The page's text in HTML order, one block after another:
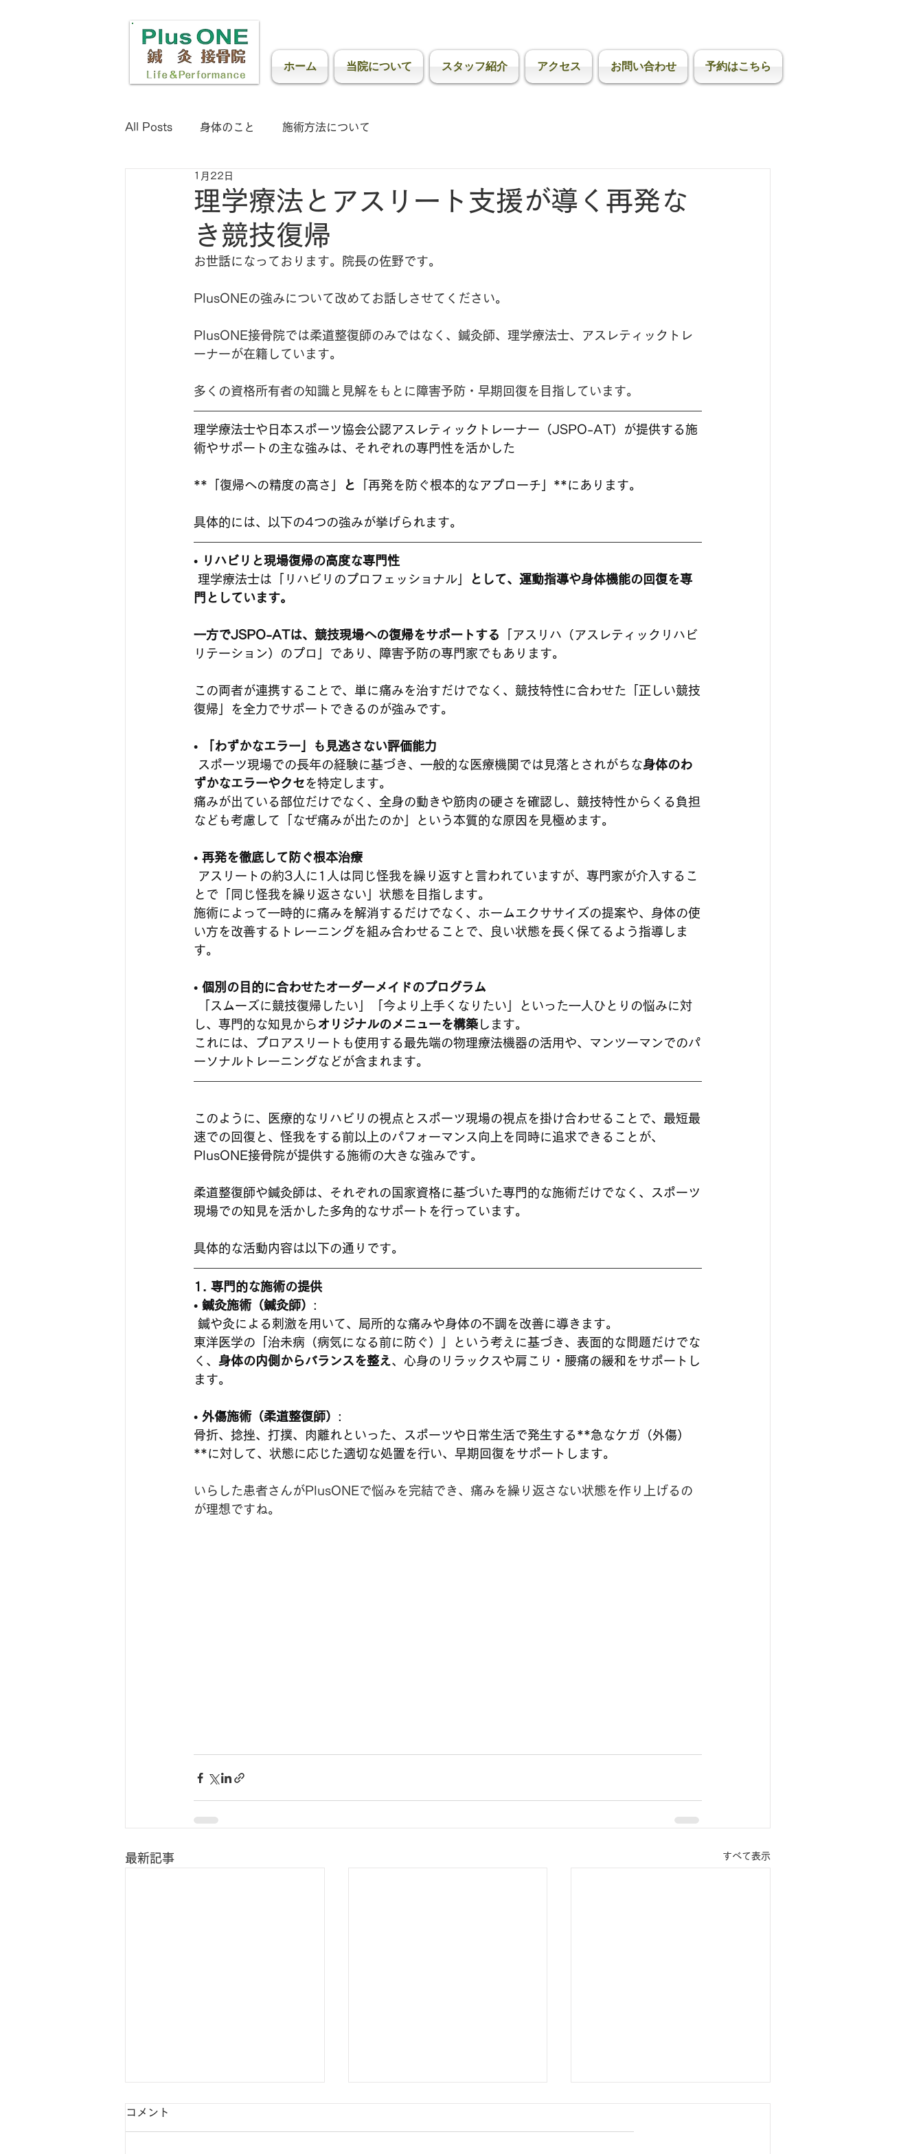
ホーム 当院について スタッフ紹介 アクセス お問い合わせ 予約はこちら
All Posts 身体のこと 施術方法について
理学療法とアスリート支援が導く再発な
き競技復帰
1月22日
お世話になっております。院長の佐野です。
PlusONEの強みについて改めてお話しさせてください。
PlusONE接骨院では柔道整復師のみではなく、鍼灸師、理学療法士、アスレティックトレ
ーナーが在籍しています。
多くの資格所有者の知識と見解をもとに障害予防・早期回復を目指しています。
理学療法士や日本スポーツ協会公認アスレティックトレーナー（JSPO-AT）が提供する施
術やサポートの主な強みは、それぞれの専門性を活かした
**「復帰への精度の高さ」 と 「再発を防ぐ根本的なアプローチ」**にあります。
具体的には、以下の4つの強みが挙げられます。
• リハビリと現場復帰の高度な専門性
理学療法士は「リハビリのプロフェッショナル」
として、運動指導や身体機能の回復を専
門としています。
一方でJSPO-ATは、競技現場への復帰をサポートする
「アスリハ（アスレティックリハビ
リテーション）のプロ」であり、障害予防の専門家でもあります。
この両者が連携することで、単に痛みを治すだけでなく、競技特性に合わせた「正しい競技
復帰」を全力でサポートできるのが強みです。
•
「わずかなエラー」も見逃さない評価能力
スポーツ現場での長年の経験に基づき、一般的な医療機関では見落とされがちな身体のわ
ずかなエラーやクセを特定します。
痛みが出ている部位だけでなく、全身の動きや筋肉の硬さを確認し、競技特性からくる負担
なども考慮して「なぜ痛みが出たのか」という本質的な原因を見極めます。
• 再発を徹底して防ぐ根本治療
とで「同じ怪我を繰り返さない」状態を目指します。
施術によって一時的に痛みを解消するだけでなく、ホームエクササイズの提案や、身体の使
い方を改善するトレーニングを組み合わせることで、良い状態を長く保てるよう指導しま
す。
• 個別の目的に合わせたオーダーメイドのプログラム
し、専門的な知見からオリジナルのメニューを構築 します。
これには、プロアスリートも使用する最先端の物理療法機器の活用や、マンツーマンでのパ
ーソナルトレーニングなどが含まれます。
このように、医療的なリハビリの視点とスポーツ現場の視点を掛け合わせることで、最短最
速での回復と、怪我をする前以上のパフォーマンス向上を同時に追求できることが、
PlusONE接骨院が提供する施術の大きな強みです。
柔道整復師や鍼灸師は、それぞれの国家資格に基づいた専門的な施術だけでなく、スポーツ
現場での知見を活かした多角的なサポートを行っています。
具体的な活動内容は以下の通りです。
1. 専門的な施術の提供
• 鍼灸施術（鍼灸師） :
鍼や灸による刺激を用いて、局所的な痛みや身体の不調を改善に導きます。
東洋医学の「治未病（病気になる前に防ぐ）」という考えに基づき、表面的な問題だけでな
く、 身体の内側からバランスを整え、心身のリラックスや肩こり・腰痛の緩和をサポートし
ます。
• 外傷施術（柔道整復師） :
骨折、捻挫、打撲、肉離れといった、スポーツや日常生活で発生する**急なケガ（外傷）
**に対して、状態に応じた適切な処置を行い、早期回復をサポートします。
いらした患者さんがPlusONEで悩みを完結でき、痛みを繰り返さない状態を作り上げるの
が理想ですね。
最新記事 すべて表示
コメント